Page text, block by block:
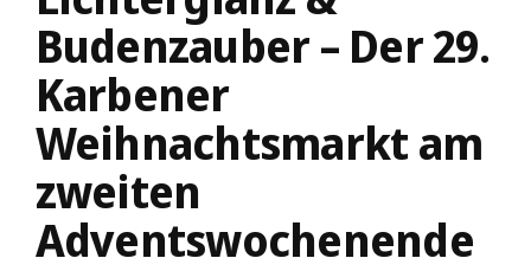
Budenzauber – Der 29.
Karbener
Weihnachtsmarkt am
zweiten
Adventswochenende